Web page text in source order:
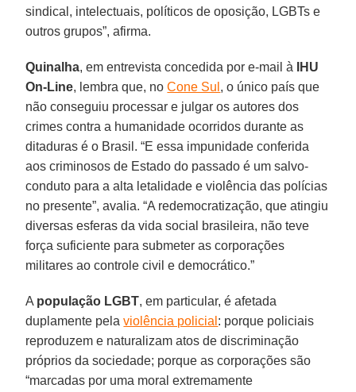
sindical, intelectuais, políticos de oposição, LGBTs e
outros grupos”, afirma.
Quinalha, em entrevista concedida por e-mail à
IHU
On-Line, lembra que, noCone Sul , o único país que
não conseguiu processar e julgar os autores dos
crimes contra a humanidade ocorridos durante as
ditaduras é o Brasil. “E essa impunidade conferida
aos criminosos de Estado do passado é um salvo-
conduto para a alta letalidade e violência das polícias
no presente”, avalia. “A redemocratização, que atingiu
diversas esferas da vida social brasileira, não teve
força suficiente para submeter as corporações
militares ao controle civil e democrático.”
A população LGBT, em particular, é afetada
duplamente pelaviolência policial : porque policiais
reproduzem e naturalizam atos de discriminação
próprios da sociedade; porque as corporações são
“marcadas por uma moral extremamente